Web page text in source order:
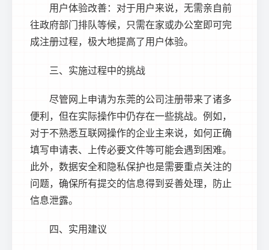
用户体验改善：对于用户来说，无需亲自前
往政府部门排队等候，只需在家或办公室即可完
成注册过程，极大地提高了用户体验。
三、实施过程中的挑战
尽管网上申请为东莞的公司注册带来了诸多
便利，但在实际操作中仍存在一些挑战。例如，
对于不熟悉互联网操作的企业主来说，如何正确
填写申请表、上传必要文件等可能会遇到困难。
此外，数据安全和隐私保护也是需要重点关注的
问题，确保所有提交的信息得到妥善处理，防止
信息泄露。
四、实用建议